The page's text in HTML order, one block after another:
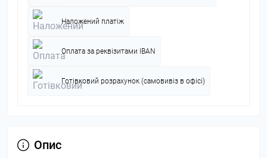
Наложений платіж
Оплата за реквізитами IBAN
Готівковий розрахунок (самовивіз в офісі)
Опис